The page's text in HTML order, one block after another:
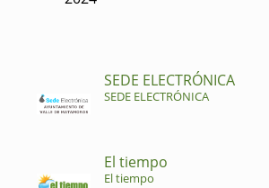
SEDE ELECTRÓNICA
SEDE ELECTRÓNICA
El tiempo
El tiempo